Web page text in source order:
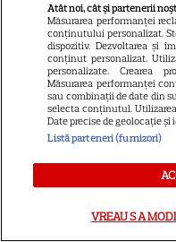
3
Atât noi, cât și partenerii
Măsurarea performanței
conținutului personalizat.
dispozitiv. Dezvoltarea și
conținut personalizat.
personalizate. Crearea
Măsurarea performanței
sau combinații de date din
selecta conținutul.
Date precise de geolocație
Listă parteneri (furnizori)
VREAU SA